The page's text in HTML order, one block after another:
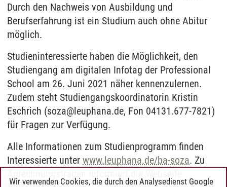
Durch den Nachweis von Ausbildung und
Berufserfahrung ist ein Studium auch ohne Abitur
möglich.
Studieninteressierte haben die Möglichkeit, den
Studiengang am digitalen Infotag der Professional
School am 26. Juni 2021 näher kennenzulernen.
Zudem steht Studiengangskoordinatorin Kristin
Eschrich (soza@leuphana.de, Fon 04131.677-7821)
für Fragen zur Verfügung.
Alle Informationen zum Studienprogramm finden
Interessierte unter www.leuphana.de/ba-soza. Zu
Wir verwenden Cookies, die durch den Analysedienst Google